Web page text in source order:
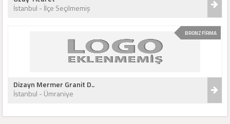
İstanbul - İlçe Seçilmemiş
BRONZ FİRMA
Dizayn Mermer Granit D..
İstanbul - Ümraniye